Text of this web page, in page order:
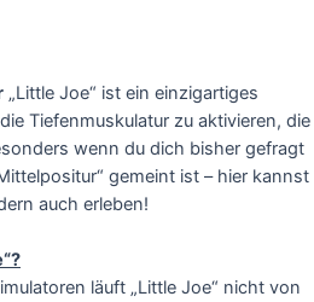
„Little Joe“ ist ein einzigartiges
Tiefenmuskulatur zu aktivieren, die
wenn du dich bisher gefragt
gemeint ist – hier kannst
auch erleben!
läuft „Little Joe“ nicht von